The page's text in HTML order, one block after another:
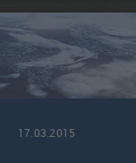
17.03.2015